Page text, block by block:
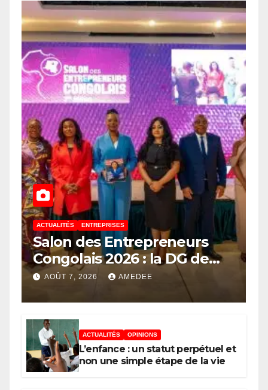
ACTUALITÉS ENTREPRISES
Salon des Entrepreneurs
Congolais 2026 : la DG de
l’ANAPI Rachel PUNGU
mobilise les investisseurs
RDC, destination phare de
l’investissement en Afrique
AOÛT 7, 2026 AMEDEE
ACTUALITÉS OPINIONS
L’enfance : un statut perpétuel et
non une simple étape de la vie